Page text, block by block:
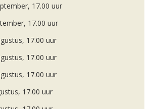
17.00 uur
17.00 uur
17.00 uur
17.00 uur
17.00 uur
17.00 uur